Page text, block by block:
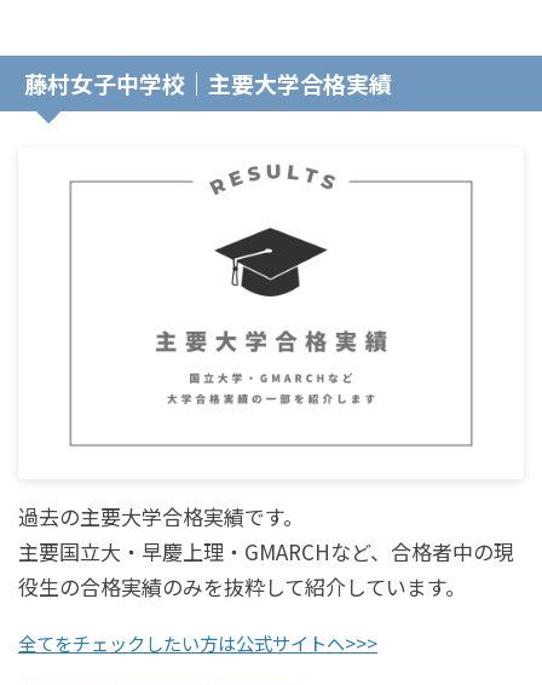
藤村女子中学校｜主要大学合格実績
過去の主要大学合格実績です。
主要国立大・早慶上理・GMARCHなど、合格者中の現
役生の合格実績のみを抜粋して紹介しています。
全てをチェックしたい方は公式サイトへ>>>